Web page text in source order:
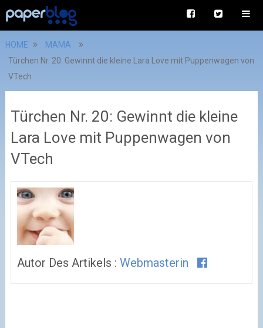
HOME
MAMA
Türchen Nr. 20: Gewinnt die kleine Lara Love mit Puppenwagen von
VTech
Türchen Nr. 20: Gewinnt die kleine
Lara Love mit Puppenwagen von
VTech
Autor Des Artikels : Webmasterin